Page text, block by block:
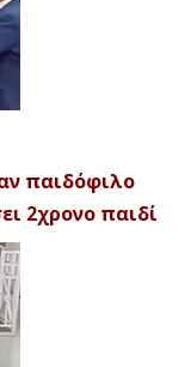
παιδόφιλο
2χρονο παιδί